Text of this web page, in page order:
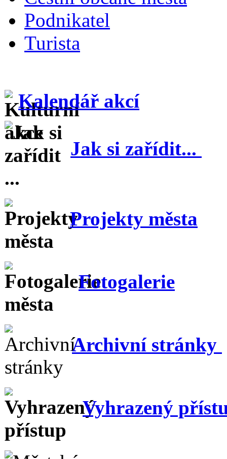
Podnikatel
Turista
Kalendář akcí
Jak si zařídit...
Projekty města
Fotogalerie
Archivní stránky
Vyhrazený